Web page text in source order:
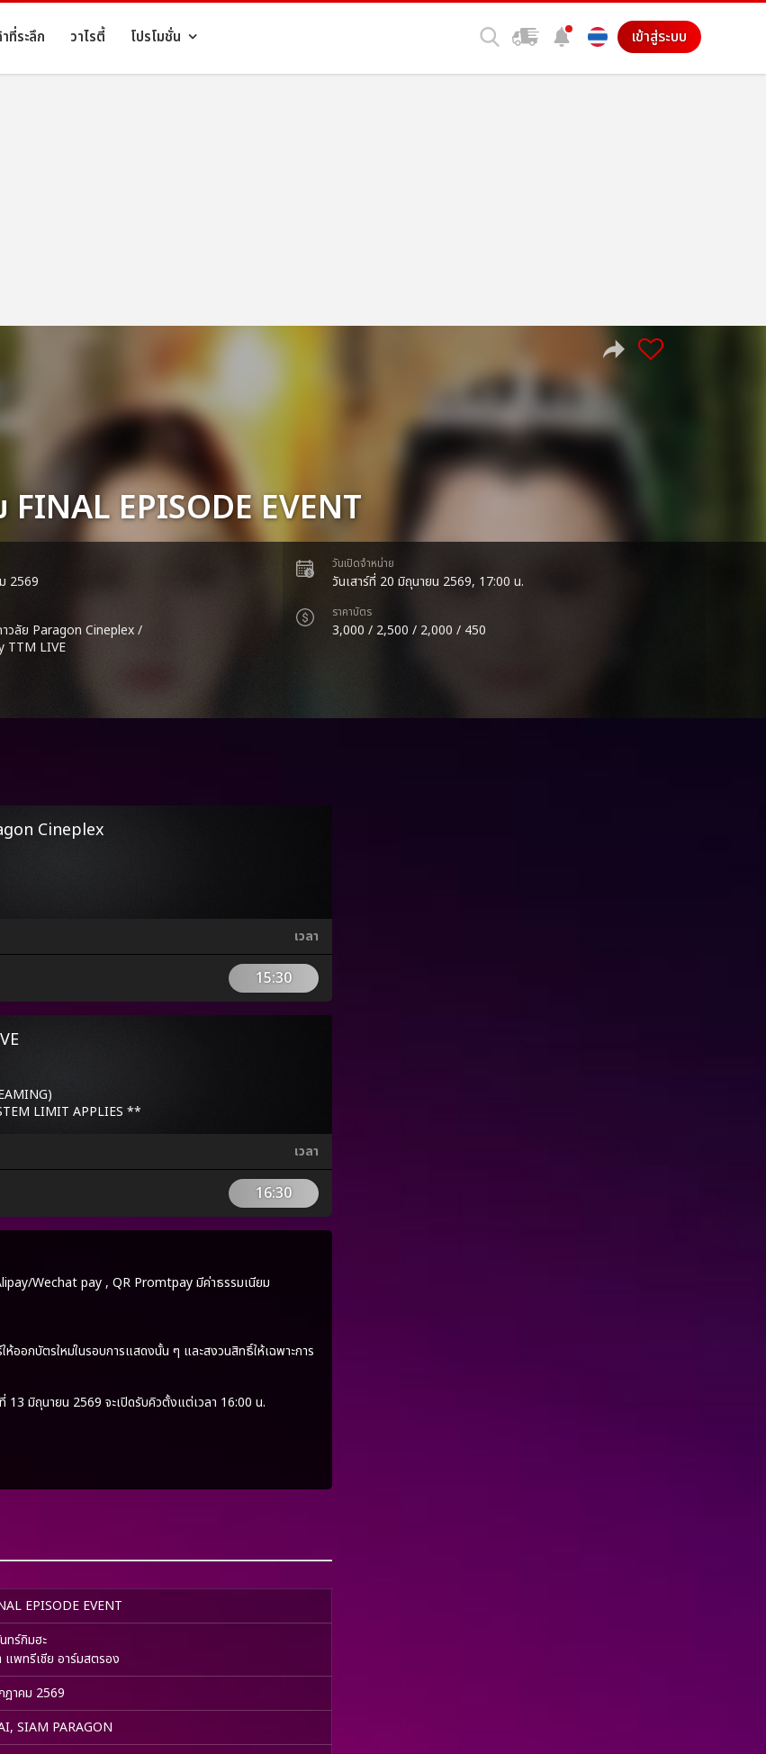
ที่ระลึก วาไรตี้ โปรโมชั่น เข้าสู่ระบบ
FINAL EPISODE EVENT
2569
วลัย Paragon Cineplex/
TTM LIVE
วันเปิดจำหน่าย
วันเสาร์ที่ 20 มิถุนายน 2569, 17:00 น.
ราคาบัตร
3,000 / 2,500 / 2,000 / 450
Cineplex
เวลา
15:30
LIMIT APPLIES **
เวลา
16:30
Wechat pay , QR Promtpay มีค่าธรรมเนียม
ออกบัตรใหม่ในรอบการแสดงนั้น ๆ และสงวนสิทธิ์ให้เฉพาะการ
มิถุนายน 2569 จะเปิดรับคิวตั้งแต่เวลา 16:00 น.
EPISODE EVENT
ทร์กิมฮะ
แพทรีเชีย อาร์มสตรอง
ฎาคม 2569
SIAM PARAGON